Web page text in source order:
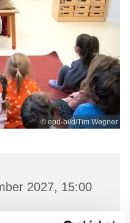
© epd-bild/Tim Wegner
2027, 15:00